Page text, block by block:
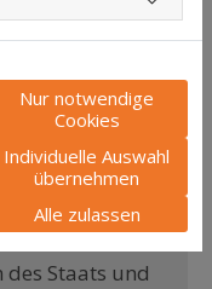
des
bleiben.
daher
Staats und
Nur notwendige
Cookies
Individuelle Auswahl
übernehmen
Alle zulassen